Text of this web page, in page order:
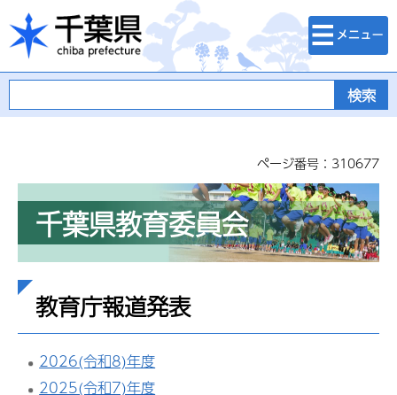
千葉県
検索・メニュ
ー
ページ番号：310677
千葉県教育委員会
教育庁報道発表
2026(令和8)年度
2025(令和7)年度